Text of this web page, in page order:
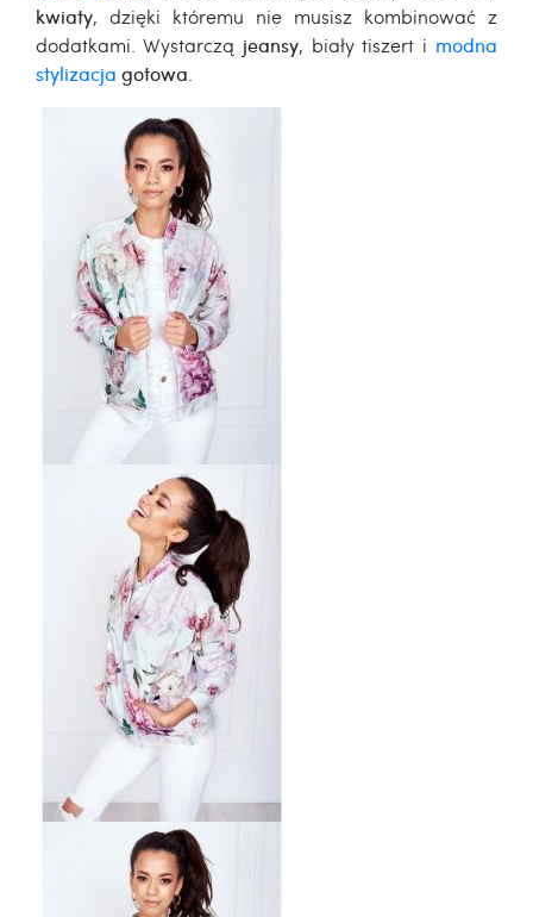
kwiaty, dzięki któremu nie musisz kombinować z
dodatkami. Wystarczą jeansy, biały tiszert i modna
stylizacja gotowa